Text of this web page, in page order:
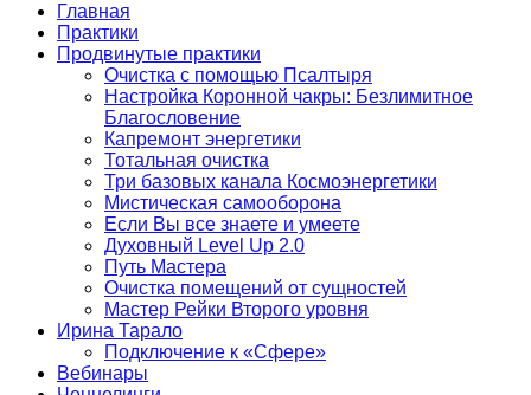
Главная
Практики
Продвинутые практики
Очистка с помощью Псалтыря
Настройка Коронной чакры: Безлимитное
Благословение
Капремонт энергетики
Тотальная очистка
Три базовых канала Космоэнергетики
Мистическая самооборона
Если Вы все знаете и умеете
Духовный Level Up 2.0
Путь Мастера
Очистка помещений от сущностей
Мастер Рейки Второго уровня
Ирина Тарало
Подключение к «Сфере»
Вебинары